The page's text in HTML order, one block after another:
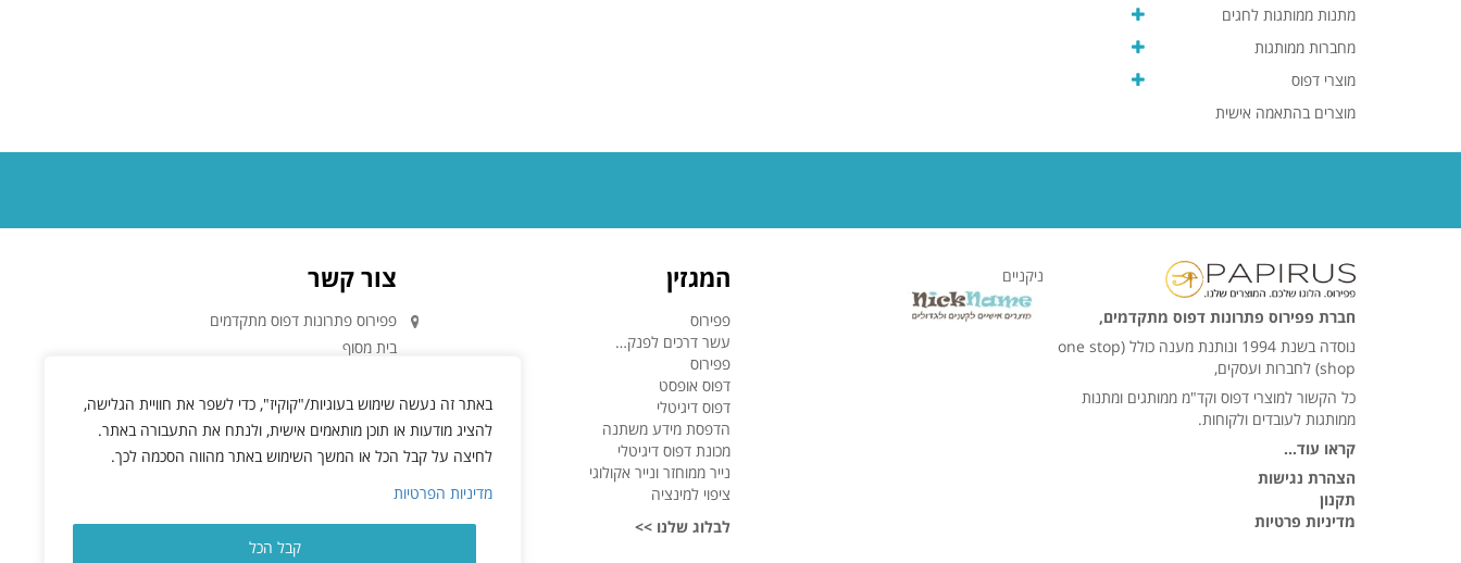
באתר זה נעשה שימוש בעוגיות/"קוקיז", כדי לשפר את חוויית הגלישה,
להציג מודעות או תוכן מותאמים אישית, ולנתח את התעבורה באתר.
לחיצה על קבל הכל או המשך השימוש באתר מהווה הסכמה לכך.
מדיניות הפרטיות
קבל הכל
מתנות ממותגות לחגים
מחברות ממותגות
מוצרי דפוס
מוצרים בהתאמה אישית
חברת פפירוס פתרונות דפוס מתקדמים,
נוסדה בשנת 1994 ונותנת מענה כולל (one stop
shop) לחברות ועסקים,
כל הקשור למוצרי דפוס וקד"מ ממותגים ומתנות
ממותגות לעובדים ולקוחות.
קראו עוד…
הצהרת נגישות
תקנון
מדיניות פרטיות
ניקניים המגזין
פפירוס
עשר דרכים לפנק…
פפירוס
דפוס אופסט
דפוס דיגיטלי
הדפסת מידע משתנה
מכונת דפוס דיגיטלי
נייר ממוחזר ונייר אקולוגי
ציפוי למינציה
לבלוג שלנו >>
צור קשר
פפירוס פתרונות דפוס מתקדמים
בית מסוף
א.ת. חדש ראשל"צ
050-4961488
info@papirus.co.il